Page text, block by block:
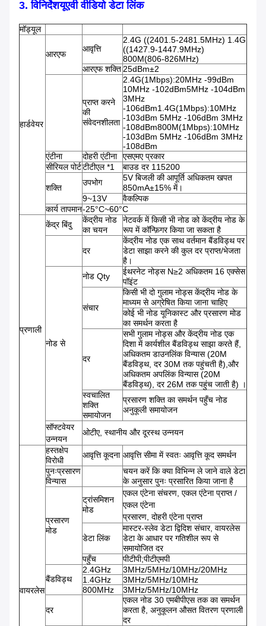
3. विनिर्देशयूएवी वीडियो डेटा लिंक
मॉड्यूल
हार्डवेयर
आरएफ
आवृत्ति
2.4G ((2401.5-2481.5MHz) 1.4G
((1427.9-1447.9MHz)
800M(806-826MHz)
आरएफ शक्ति25dBm±2
प्राप्त करने
की
संवेदनशीलता
2.4G(1Mbps):20MHz -99dBm
10MHz -102dBm5MHz -104dBm
3MHz
-106dBm1.4G(1Mbps):10MHz
-103dBm 5MHz -106dBm 3MHz
-108dBm800M(1Mbps):10MHz
-103dBm 5MHz -106dBm 3MHz
-108dBm
एंटीना
दोहरी एंटीना
एसएमए प्रकार
सीरियल पोर्टटीटीएल *1 बाउड दर 115200
शक्ति
उपभोग
5V बिजली की आपूर्ति अधिकतम खपत
850mA±15% में।
9~13V
वैकल्पिक
कार्य तापमान-25°C~60°C
प्रणाली
केंद्र बिंदु
केंद्रीय नोड
का चयन
नेटवर्क में किसी भी नोड को केंद्रीय नोड के
रूप में कॉन्फ़िगर किया जा सकता है
दर
केंद्रीय नोड एक साथ वर्तमान बैंडविड्थ पर
डेटा साझा करने की कुल दर प्राप्त/भेजता
है।
नोड से
नोड Qty
ईथरनेट नोड्स N≥2 अधिकतम 16 एक्सेस
पॉइंट
संचार
किसी भी दो गुलाम नोड्स केंद्रीय नोड के
माध्यम से अग्रेषित किया जाना चाहिए
कोई भी नोड यूनिकास्ट और प्रसारण मोड
का समर्थन करता है
दर
सभी गुलाम नोड्स और केंद्रीय नोड एक
दिशा में कार्यशील बैंडविड्थ साझा करते हैं,
अधिकतम डाउनलिंक विन्यास (20M
बैंडविड्थ, दर 30M तक पहुंचती है),और
अधिकतम अपलिंक विन्यास (20M
बैंडविड्थ), दर 26M तक पहुंच जाती है) ।
स्वचालित
शक्ति
समायोजन
प्रसारण शक्ति का समर्थन पहुँच नोड
अनुकूली समायोजन
सॉफ्टवेयर
उन्नयन
ओटीए, स्थानीय और दूरस्थ उन्नयन
वायरलेस
हस्तक्षेप
विरोधी
आवृत्ति कूदना आवृत्ति सीमा में स्वतः आवृत्ति कूद समर्थन
पुनःप्रसारण
विन्यास
चयन करें कि क्या विभिन्न ले जाने वाले डेटा
के अनुसार पुनः प्रसारित किया जाना है
प्रसारण
मोड
ट्रांसमिशन
मोड
एकल एंटेना संचरण, एकल एंटेना प्राप्त /
एकल एंटेना
प्रसारण, दोहरी एंटेना प्राप्त
डेटा लिंक
मास्टर-स्लेव डेटा द्विदिश संचार, वायरलेस
डेटा के आधार पर गतिशील रूप से
समायोजित दर
पहुँच
पीटीपी;पीटीएमपी
बैंडविड्थ
2.4GHz
3MHz/5MHz/10MHz/20MHz
1.4GHz
3MHz/5MHz/10MHz
800MHz
3MHz/5MHz/10MHz
दर
एकल नोड 30 एमबीपीएस तक का समर्थन
करता है, अनुकूलन औसत वितरण प्रणाली
दर